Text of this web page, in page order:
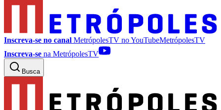
Inscreva-se no canal MetrópolesTV noYouTubeMetrópolesTV
Inscreva-se na MetrópolesTV
Busca